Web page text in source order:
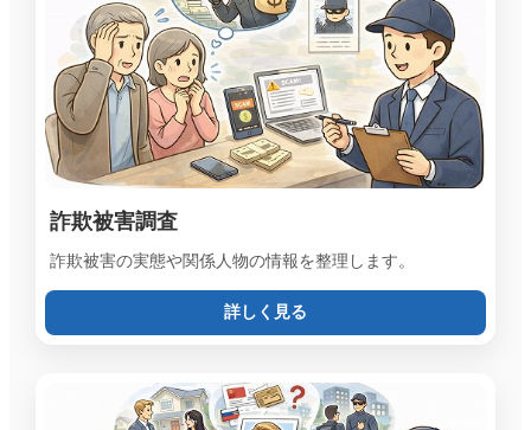
詐欺被害調査
詐欺被害の実態や関係人物の情報を整理します。
詳しく見る